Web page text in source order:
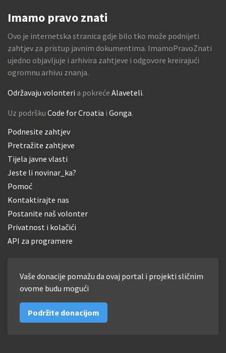
Imamo pravo znati
Ovo je internetska stranica gdje bilo tko može podnijeti
zahtjev za pristup javnim dokumentima. ImamoPravoZnati
ujedno objavljuje i arhivira zahtjeve i odgovore kreirajući
ogromnu arhivu znanja.
Održavaju volonteri a pokreće Alaveteli.
Uz podršku Code for Croatia i Gonga.
Podnesite zahtjev
Pretražite zahtjeve
Tijela javne vlasti
Jeste li novinar_ka?
Pomoć
Kontaktirajte nas
Postanite naš volonter
Privatnost i kolačići
API za programere
Vaše donacije pomažu da ovaj portal i projekti sličnim
ovome budu mogući
Podržite donacijom